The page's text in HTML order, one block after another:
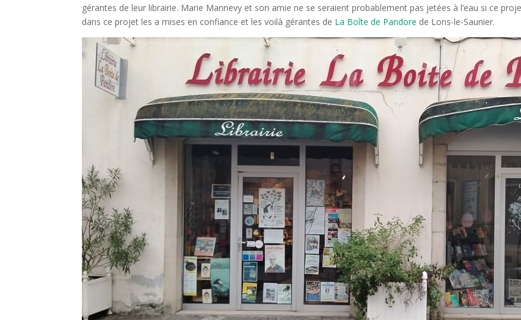
gérantes de leur librairie. Marie Mannevy et son amie ne se seraient probablement pas jetées à l’eau si ce
dans ce projet les a mises en confiance et les voilà gérantes de La Boîte de Pandore de Lons-le-Saunier.